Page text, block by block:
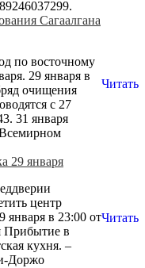
Сагаалгана
по восточному
29 января в
очищения
с 27
31 января
Всемирном
Читать
29 января
центр
января в 23:00 от
Прибытие в
кухня. –
Доржо
Читать